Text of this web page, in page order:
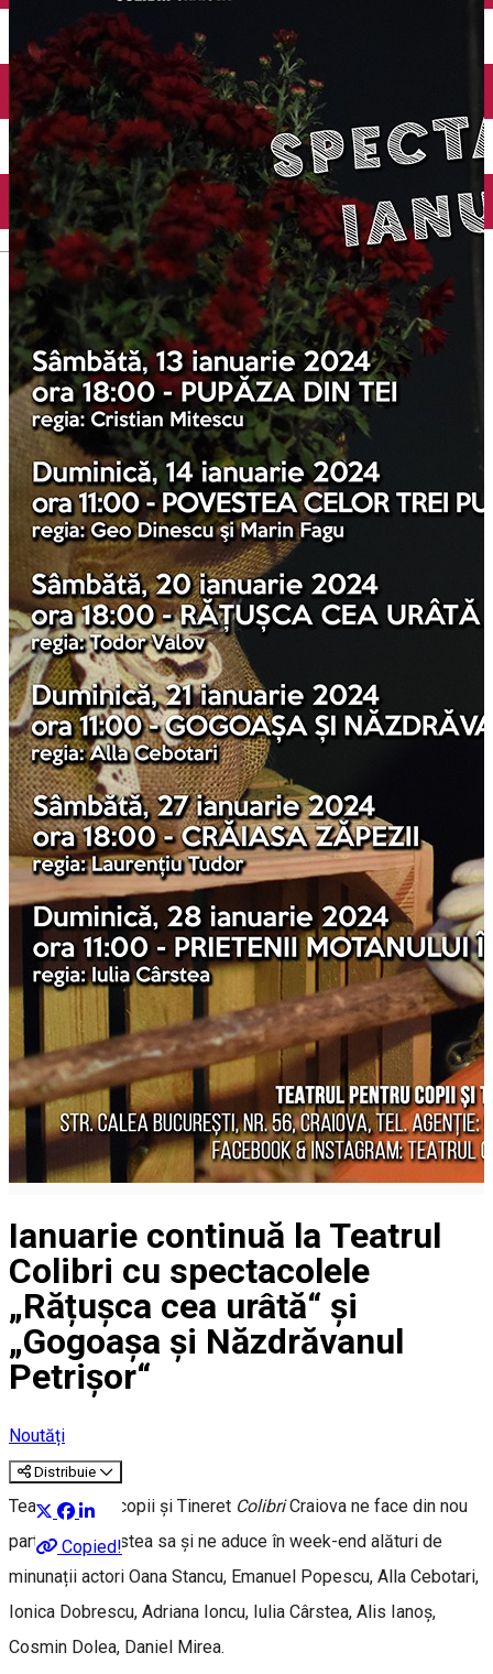
English
Închirieri auto
Închirieri biciclete
Taxi
Încărcare vehicule electrice
Ianuarie continuă la Teatrul
Colibri cu spectacolele
„Rățușca cea urâtă“ și
„Gogoașa și Năzdrăvanul
Petrișor“
Noutăți
Distribuie
Copied!
Teatrul pentru copii și Tineret ColibriCraiova ne face din nou
parte din povestea sa și ne aduce în week-end alături de
minunații actori Oana Stancu, Emanuel Popescu, Alla Cebotari,
Ionica Dobrescu, Adriana Ioncu, Iulia Cârstea, Alis Ianoș,
Cosmin Dolea, Daniel Mirea.